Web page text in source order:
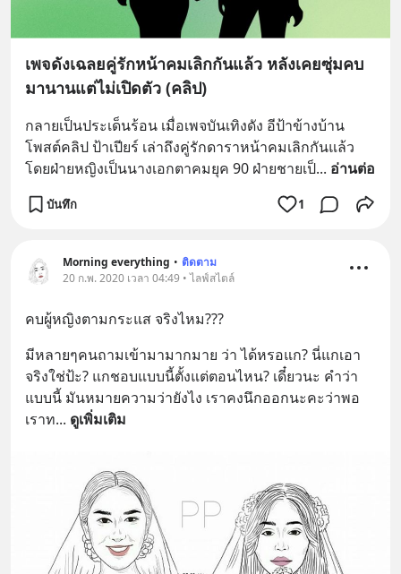
เพจดังเฉลยคู่รักหน้าคมเลิกกันแล้ว หลังเคยซุ่มคบ
มานานแต่ไม่เปิดตัว (คลิป)
กลายเป็นประเด็นร้อน เมื่อเพจบันเทิงดัง อีป้าข้างบ้าน
โพสต์คลิป ป้าเปียร์ เล่าถึงคู่รักดาราหน้าคมเลิกกันแล้ว
โดยฝ่ายหญิงเป็นนางเอกตาคมยุค 90 ฝ่ายชายเป็... อ่านต่อ
บันทึก 1
Morning everything • ติดตาม
20 ก.พ. 2020 เวลา 04:49 • ไลฟ์สไตล์
คบผู้หญิงตามกระแส จริงไหม???
มีหลายๆคนถามเข้ามามากมาย ว่า ได้หรอแก? นี่แกเอา
จริงใช่ป้ะ? แกชอบแบบนี้ตั้งแต่ตอนไหน? เดี๋ยวนะ คำว่า
แบบนี้ มันหมายความว่ายังไง เราคงนึกออกนะคะว่าพอ
เราท... ดูเพิ่มเติม